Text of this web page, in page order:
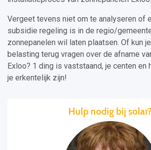
Vergeet tevens niet om te analyseren of
subsidie regeling is in de regio/
zonnepanelen wil laten plaatsen. Of kun
belasting terug vragen over de afname
Exloo? 1 ding is vaststaand, je centen en
je erkentelijk zijn!
Hulp nodig bij